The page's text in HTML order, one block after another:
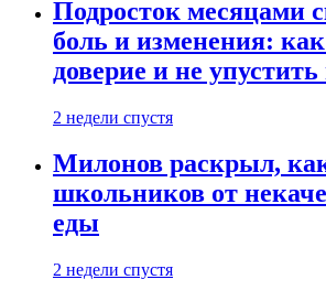
Подросток месяцами
боль и изменения:
доверие и не
2 недели спустя
Милонов раскрыл,
школьников от
еды
2 недели спустя